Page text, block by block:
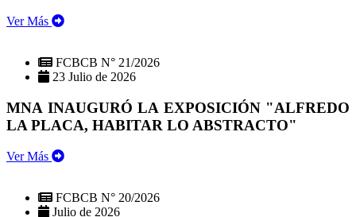
Ver Más
FCBCB N° 21/2026
23 Julio de 2026
MNA INAUGURÓ LA EXPOSICIÓN "ALFREDO
LA PLACA, HABITAR LO ABSTRACTO"
Ver Más
FCBCB N° 20/2026
Julio de 2026